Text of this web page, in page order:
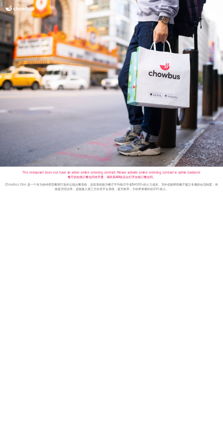
The restaurant does not have an active online ordering contract. Please activate online ordering contract in admin backend.
餐厅的在线订餐合同未开通，请联系AM在后台打开在线订餐合同。
Chowbus One 是一个专为各种类型餐馆打造的云端点餐系统，这套系统能为餐厅平均每月节省$4000+的人力成本。另外也能帮助餐厅建立专属的会员制度，有
效提升回访率，还能接入第三方外卖平台系统，提升效率，为你带来额外的25%收入。